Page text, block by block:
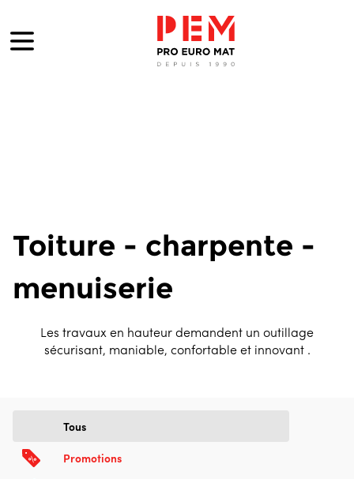
Toiture - charpente -
menuiserie
Les travaux en hauteur demandent un outillage
sécurisant, maniable, confortable et innovant .
Tous
Promotions